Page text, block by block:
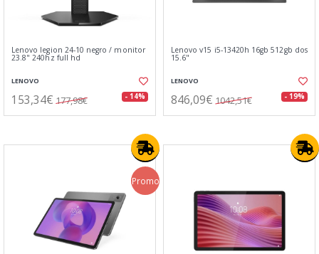
Lenovo legion 24-10 negro / monitor
23.8" 240hz full hd
LENOVO
153,34€ 177,98€ - 14%
Lenovo v15 i5-13420h 16gb 512gb dos
15.6"
LENOVO
846,09€ 1042,51€ - 19%
Promo